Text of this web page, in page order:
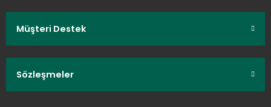
Müşteri Destek
Sözleşmeler